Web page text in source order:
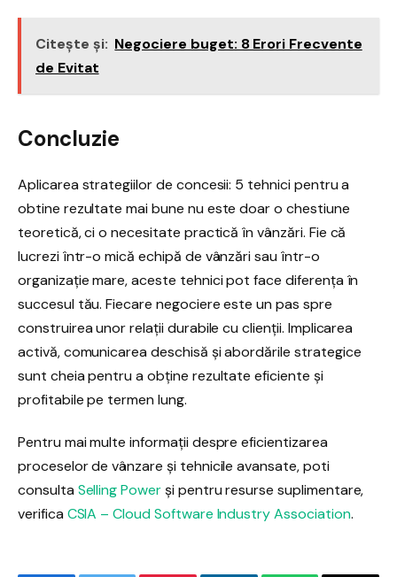
Citește și: Negociere buget: 8 Erori Frecvente
de Evitat
Concluzie
Aplicarea strategiilor de concesii: 5 tehnici pentru a
obtine rezultate mai bune nu este doar o chestiune
teoretică, ci o necesitate practică în vânzări. Fie că
lucrezi într-o mică echipă de vânzări sau într-o
organizație mare, aceste tehnici pot face diferența în
succesul tău. Fiecare negociere este un pas spre
construirea unor relații durabile cu clienții. Implicarea
activă, comunicarea deschisă și abordările strategice
sunt cheia pentru a obține rezultate eficiente și
profitabile pe termen lung.
Pentru mai multe informații despre eficientizarea
proceselor de vânzare și tehnicile avansate, poti
consulta Selling Powerși pentru resurse suplimentare,
verifica CSIA – Cloud Software Industry Association.